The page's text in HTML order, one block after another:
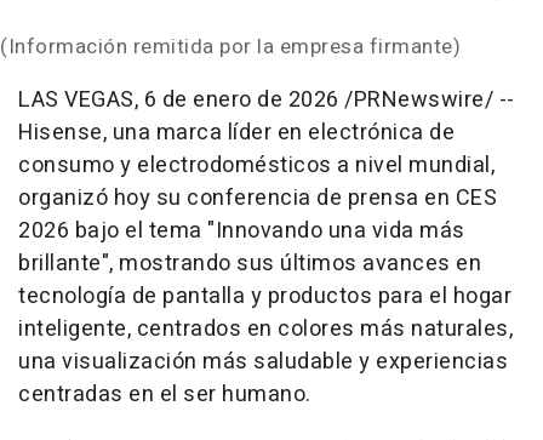
(Información remitida por la empresa firmante)
LAS VEGAS, 6 de enero de 2026 /PRNewswire/ --
Hisense, una marca líder en electrónica de
consumo y electrodomésticos a nivel mundial,
organizó hoy su conferencia de prensa en CES
2026 bajo el tema "Innovando una vida más
brillante", mostrando sus últimos avances en
tecnología de pantalla y productos para el hogar
inteligente, centrados en colores más naturales,
una visualización más saludable y experiencias
centradas en el ser humano.